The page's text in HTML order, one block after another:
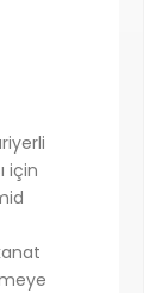
için